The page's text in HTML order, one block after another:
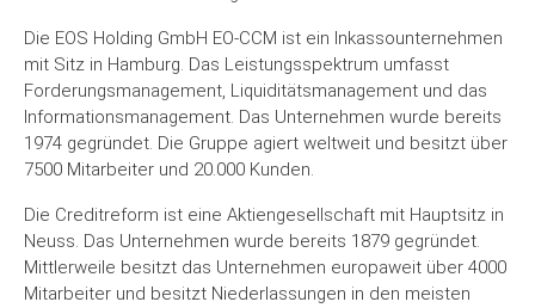
Die EOS Holding GmbH EO-CCM ist ein Inkassounternehmen
mit Sitz in Hamburg. Das Leistungsspektrum umfasst
Forderungsmanagement, Liquiditätsmanagement und das
Informationsmanagement. Das Unternehmen wurde bereits
1974 gegründet. Die Gruppe agiert weltweit und besitzt über
7500 Mitarbeiter und 20.000 Kunden.
Die Creditreform ist eine Aktiengesellschaft mit Hauptsitz in
Neuss. Das Unternehmen wurde bereits 1879 gegründet.
Mittlerweile besitzt das Unternehmen europaweit über 4000
Mitarbeiter und besitzt Niederlassungen in den meisten